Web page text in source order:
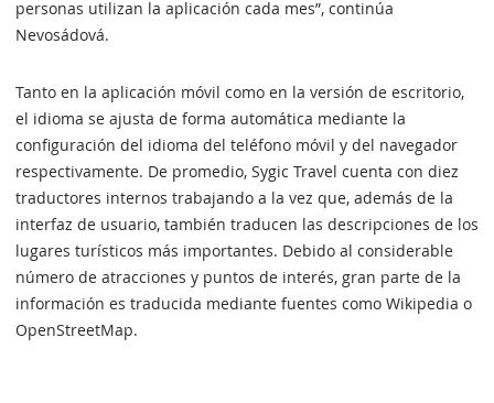
personas utilizan la aplicación cada mes”, continúa
Nevosádová.
Tanto en la aplicación móvil como en la versión de escritorio,
el idioma se ajusta de forma automática mediante la
configuración del idioma del teléfono móvil y del navegador
respectivamente. De promedio, Sygic Travel cuenta con diez
traductores internos trabajando a la vez que, además de la
interfaz de usuario, también traducen las descripciones de los
lugares turísticos más importantes. Debido al considerable
número de atracciones y puntos de interés, gran parte de la
información es traducida mediante fuentes como Wikipedia o
OpenStreetMap.